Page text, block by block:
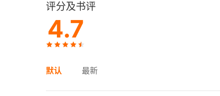
评分及书评
4.7
默认 最新